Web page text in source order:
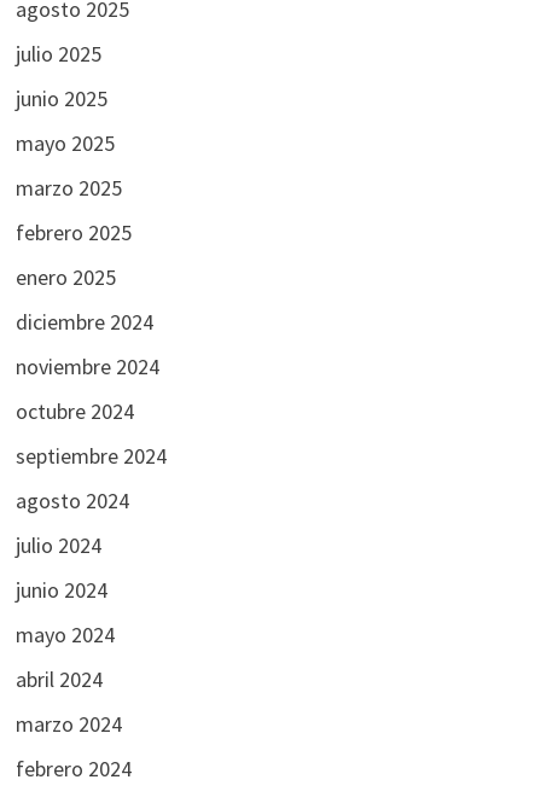
agosto 2025
julio 2025
junio 2025
mayo 2025
marzo 2025
febrero 2025
enero 2025
diciembre 2024
noviembre 2024
octubre 2024
septiembre 2024
agosto 2024
julio 2024
junio 2024
mayo 2024
abril 2024
marzo 2024
febrero 2024